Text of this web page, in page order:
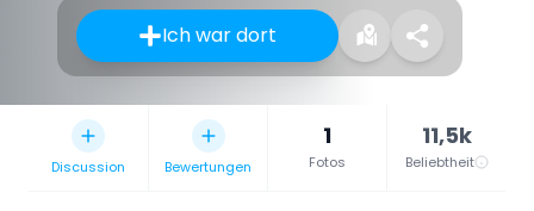
Ich war dort
Discussion Bewertungen
1
Fotos
11,5k
Beliebtheit